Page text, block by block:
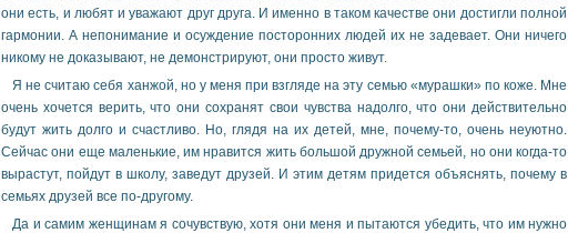
они есть, и любят и уважают друг друга. И именно в таком качестве они достигли полной
гармонии. А непонимание и осуждение посторонних людей их не задевает. Они ничего
никому не доказывают, не демонстрируют, они просто живут.
Я не считаю себя ханжой, но у меня при взгляде на эту семью «мурашки» по коже. Мне
очень хочется верить, что они сохранят свои чувства надолго, что они действительно
будут жить долго и счастливо. Но, глядя на их детей, мне, почему-то, очень неуютно.
Сейчас они еще маленькие, им нравится жить большой дружной семьей, но они когда-то
вырастут, пойдут в школу, заведут друзей. И этим детям придется объяснять, почему в
семьях друзей все по-другому.
Да и самим женщинам я сочувствую, хотя они меня и пытаются убедить, что им нужно